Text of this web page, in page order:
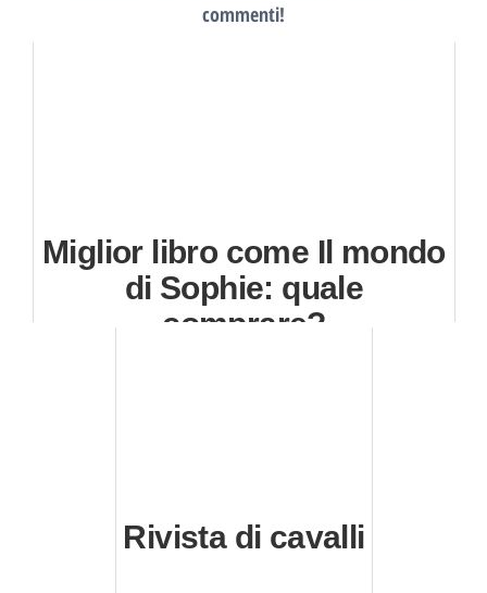
commenti!
Miglior libro come Il mondo
di Sophie: quale
comprare?
Rivista di cavalli